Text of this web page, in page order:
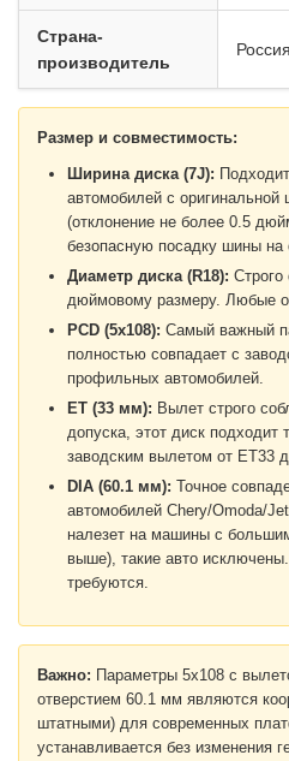
Страна-
производитель
Размер и совместимость:
Ширина диска (7J):
автомобилей с
(отклонение не более 0.5
безопасную посадку шины на
Диаметр диска (R18): Строго
дюймовому размеру. Любые
PCD (5x108): Самый важный
полностью совпадает с
профильных автомобилей.
ET (33 мм): Вылет строго
допуска, этот диск подходит
заводским вылетом от ET33
DIA (60.1 мм): Точное
автомобилей Chery/Omoda/
налезет на машины с
выше), такие авто
требуются.
Важно: Параметры 5x108 с
отверстием 60.1 мм являются
штатными) для современных
устанавливается без изменения